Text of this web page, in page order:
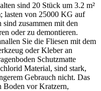
sind 20 Stück um 3.2 m²
lasten von 25000 KG auf
zusammen mit den
oder zu demontieren.
Sie die Fliesen mit dem
oder Kleber an
Schutzmatte
Material, sind stark,
Gebrauch nicht. Das
Boden vor Kratzern,